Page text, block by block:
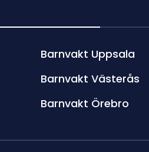
Barnvakt Uppsala
Barnvakt Västerås
Barnvakt Örebro